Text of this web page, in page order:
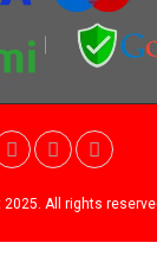
2025. All rights